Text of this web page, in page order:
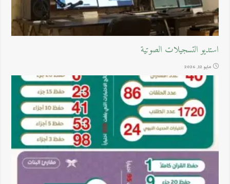
استديو التسجيلات الصوتية
مايو 12, 2026